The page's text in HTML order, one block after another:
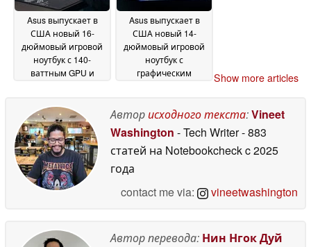
Asus выпускает в
США новый 16-
дюймовый игровой
ноутбук с 140-
ваттным GPU и
23 May 2026
Asus выпускает в
США новый 14-
дюймовый игровой
ноутбук с
графическим
May 2026
Show more articles
Авторисходного текста:Vineet
Washington - Tech Writer- 883
статей на Notebookcheckc 2025
года
contact me via:
vineetwashington
Автор перевода: Нин Нгок Дуй